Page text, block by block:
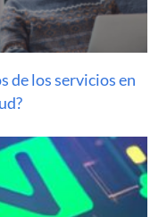
de los servicios en